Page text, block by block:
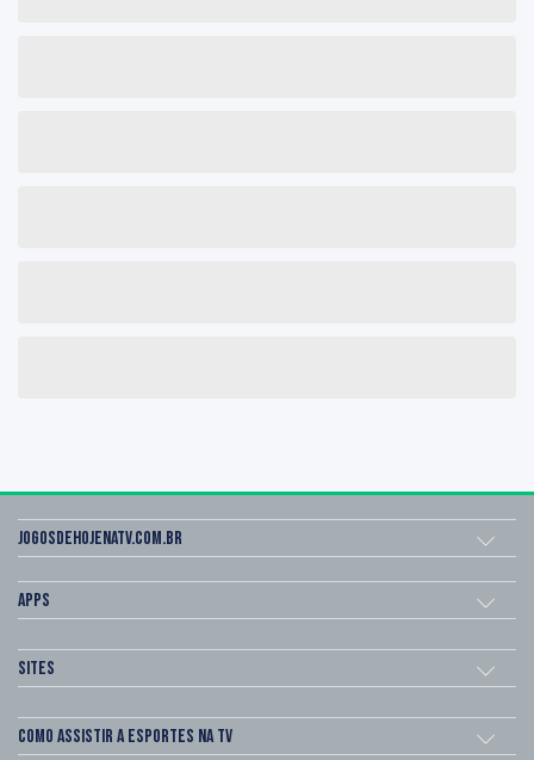
Jogosdehojenatv.com.br
Apps
Sites
Como assistir a esportes na TV